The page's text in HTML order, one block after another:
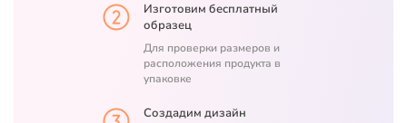
Изготовим бесплатный
образец
Для проверки размеров и
расположения продукта в
упаковке
Создадим дизайн